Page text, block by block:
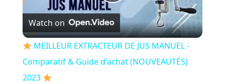
l
a
Watch on
MEILLEUR EXTRACTEUR DE JUS MANUEL -
Comparatif & Guide d'achat (NOUVEAUTÉS)
2023